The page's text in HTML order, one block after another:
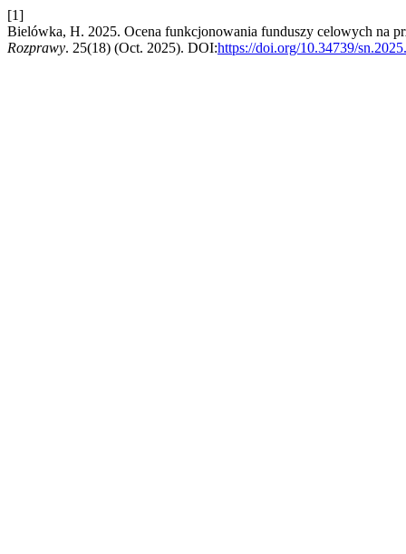
[1]
Bielówka, H. 2025. Ocena funkcjonowania funduszy celowych na
Rozprawy. 25(18) (Oct. 2025). DOI:https://doi.org/10.34739/